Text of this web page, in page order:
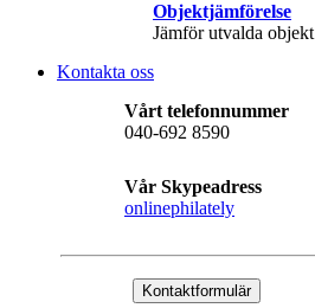
Objektjämförelse
Jämför utvalda objekt
Kontakta oss
Vårt telefonnummer
040-692 8590
Vår Skypeadress
onlinephilately
Kontaktformulär